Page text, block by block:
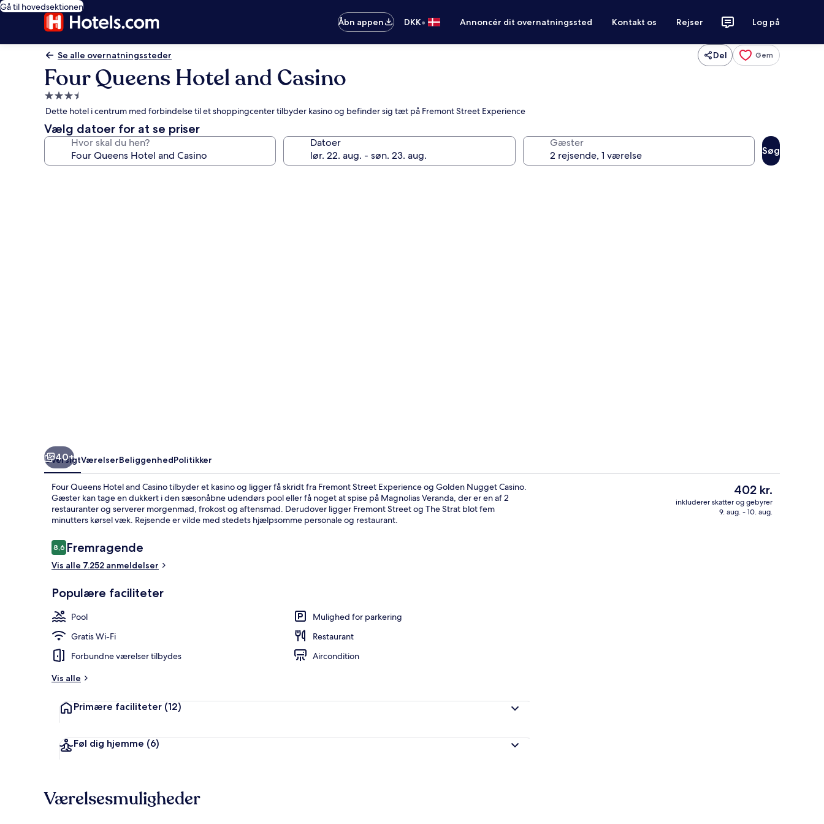
Gå til hovedsektionen
Åbn appen
DKK• Annoncér dit overnatningssted Kontakt os Rejser Log på
Se alle overnatningssteder Del Gem
Four Queens Hotel and Casino
3.5-
stjernet
overnatningssted
Dette hotel i centrum med forbindelse til et shoppingcenter tilbyder kasino og befinder sig tæt på Fremont Street Experience
Vælg datoer for at se priser
Hvor skal du hen? Datoer Gæster
Søg
4 barer/lounger, pub
40+
OversigtVærelserBeliggenhedPolitikker
Four Queens Hotel and Casino tilbyder et kasino og ligger få skridt fra Fremont Street Experience og Golden Nugget Casino.
Gæster kan tage en dukkert i den sæsonåbne udendørs pool eller få noget at spise på Magnolias Veranda, der er en af 2
restauranter og serverer morgenmad, frokost og aftensmad. Derudover ligger Fremont Street og The Strat blot fem
minutters kørsel væk. Rejsende er vilde med stedets hjælpsomme personale og restaurant.
Anmeldelser
8,68,6 ud af 10.
Fremragende
Vis alle 7.252 anmeldelser
Populære faciliteter
Pool
Mulighed for parkering
Gratis Wi-Fi
Restaurant
Forbundne værelser tilbydes
Aircondition
Vis alle
Primære faciliteter (12)
Føl dig hjemme (6)
Den
nuværende
pris
402 kr.
inkluderer skatter og gebyrer
9. aug. - 10. aug.
Værelsesmuligheder